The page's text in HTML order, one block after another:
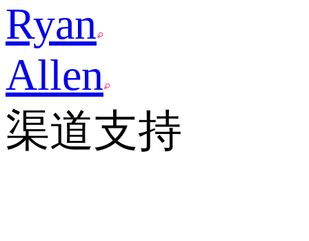
Ryan
Allen
渠道支持